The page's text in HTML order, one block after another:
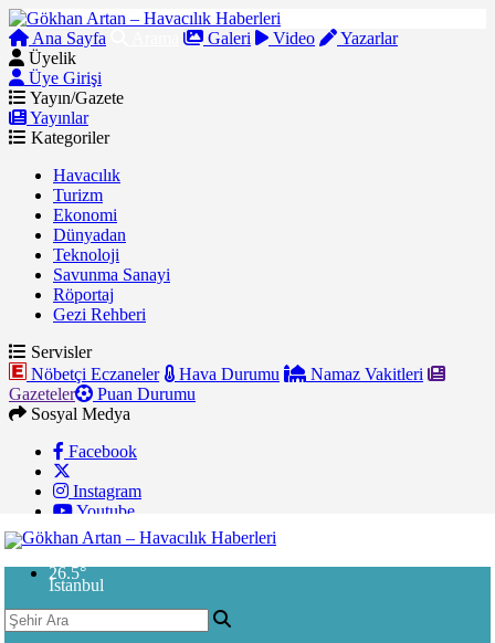
Ana Sayfa Galeri Video
Yazarlar
Üyelik
Üye Girişi
Yayın/Gazete
Yayınlar
Kategoriler
Havacılık
Turizm
Ekonomi
Dünyadan
Teknoloji
Savunma Sanayi
Röportaj
Gezi Rehberi
Servisler
Nöbetçi Eczaneler
Hava Durumu
Namaz Vakitleri
Gazeteler
Puan Durumu
Sosyal Medya
Facebook
Instagram
Youtube
26.5°
İstanbul